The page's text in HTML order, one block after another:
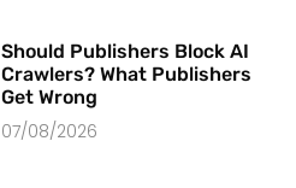
Should Publishers Block AI
Crawlers? What Publishers
Get Wrong
07/08/2026